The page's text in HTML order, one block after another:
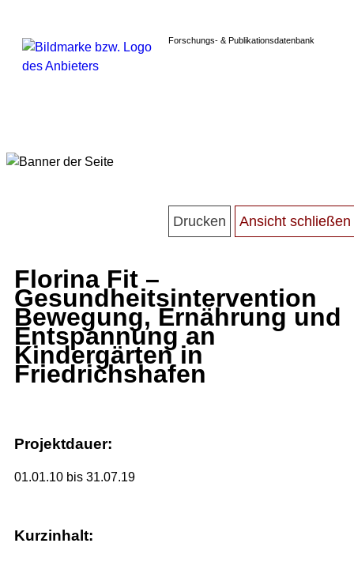
Forschungs- & Publikationsdatenbank
Florina Fit –
Gesundheitsintervention
Bewegung, Ernährung und
Entspannung an
Kindergärten in
Friedrichshafen
Projektdauer:
01.01.10 bis 31.07.19
Kurzinhalt: